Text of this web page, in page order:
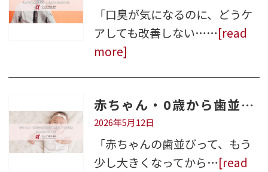
「口臭が気になるのに、どうケ
アしても改善しない……[read
more]
赤ちゃん・0歳から歯並びを意識すべき理由｜倉敷の歯科医が解説
2026年5月12日
「赤ちゃんの歯並びって、もう
少し大きくなってから…[read